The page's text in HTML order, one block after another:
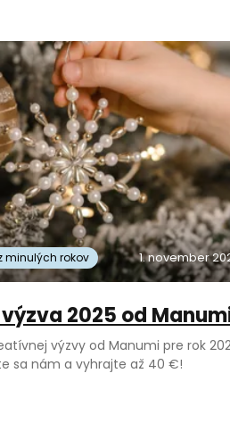
minulých rokov
1. november
2025 od
výzvy od Manumi pre rok
sa nám a vyhrajte až 40 €!